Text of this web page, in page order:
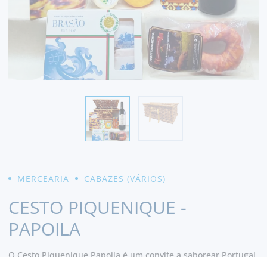
MERCEARIA CABAZES (VÁRIOS)
CESTO PIQUENIQUE -
PAPOILA